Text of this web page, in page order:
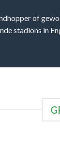
of
stadions in